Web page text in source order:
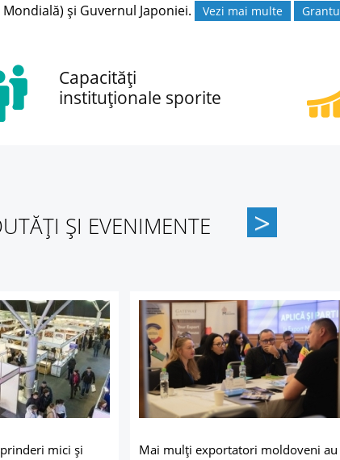
și Guvernul Japoniei.
Vezi mai multe
Capacități
instituționale sporite
ȘI EVENIMENTE
mici și
Mai mulți exportatori moldoveni au